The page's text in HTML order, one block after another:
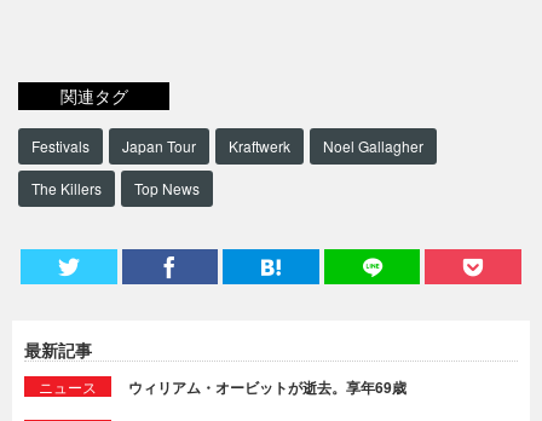
関連タグ
Festivals Japan Tour Kraftwerk Noel Gallagher
The Killers Top News
最新記事
ニュース ウィリアム・オービットが逝去。享年69歳